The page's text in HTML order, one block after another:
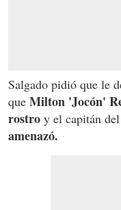
Salgado pidió que le
que Milton 'Jocón'
rostro y el capitán
amenazó.